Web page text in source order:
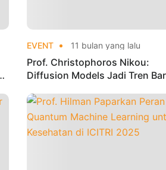
EVENT 11 bulan yang lalu
Prof. Christophoros Nikou:
Diffusion Models Jadi Tren